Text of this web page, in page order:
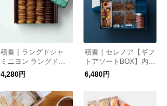
積奏｜ラングドシャ
ミニヨン ラングドシ
ャ（4種）
4,280円
積奏｜セレノア【ギフ
トアソートBOX】内祝
い・ご返礼にふさわし
い上質なギフト
6,480円